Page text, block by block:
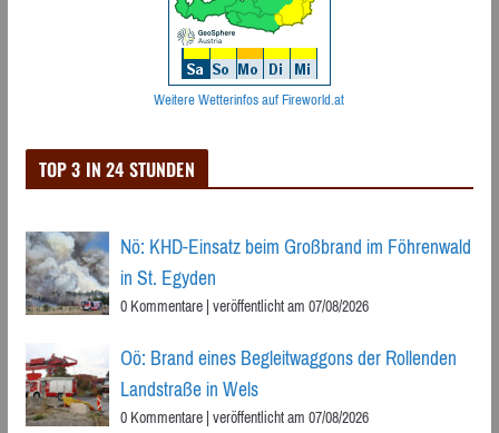
Weitere Wetterinfos auf Fireworld.at
TOP 3 IN 24 STUNDEN
Nö: KHD-Einsatz beim Großbrand im Föhrenwald
in St. Egyden
0 Kommentare|veröffentlicht am 07/08/2026
Oö: Brand eines Begleitwaggons der Rollenden
Landstraße in Wels
0 Kommentare|veröffentlicht am 07/08/2026